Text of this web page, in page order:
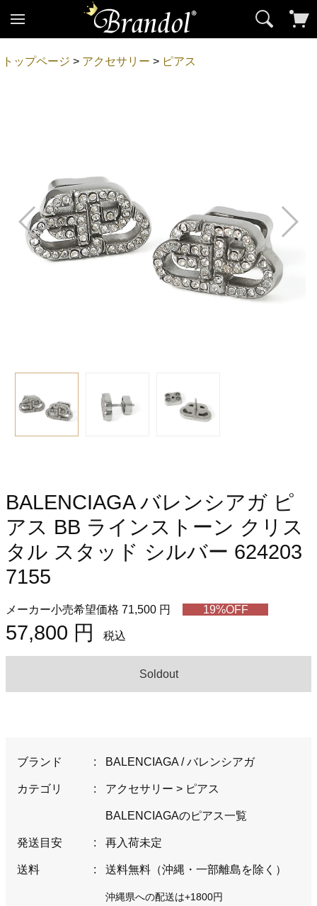
トップページ > アクセサリー > ピアス
BALENCIAGA バレンシアガ ピ
アス BB ラインストーン クリス
タル スタッド シルバー 624203
7155
メーカー小売希望価格 71,500 円 19%OFF
57,800 円 税込
Soldout
ブランド : BALENCIAGA / バレンシアガ
カテゴリ : アクセサリー > ピアス
BALENCIAGAのピアス一覧
発送目安 : 再入荷未定
送料 : 送料無料（沖縄・一部離島を除く）
沖縄県への配送は+1800円